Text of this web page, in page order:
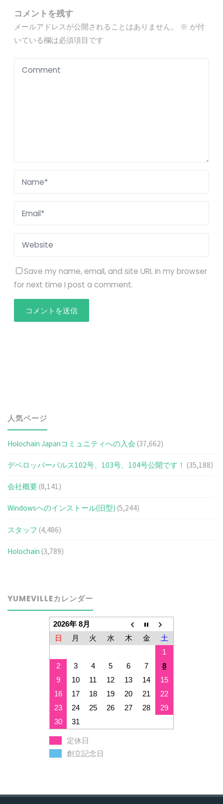
コメントを残す
メールアドレスが公開されることはありません。 ※ が付
いている欄は必須項目です
Save my name, email, and site URL in my browser
for next time I post a comment.
人気ページ
Holochain Japanコミュニティへの入会 (37,662)
デベロッパーパルス102号、103号、104号公開です！ (35,188)
会社概要 (8,141)
Windowsへのインストール(旧型) (5,244)
スタッフ (4,486)
Holochain (3,789)
YUMEVILLEカレンダー
2026年 8月
日
月 火 水 木 金
土
1
2
3 4 5 6 7
8
9
10 11 12 13 14
15
16
17 18 19 20 21
22
23
24 25 26 27 28
29
30
31
定休日
創立記念日